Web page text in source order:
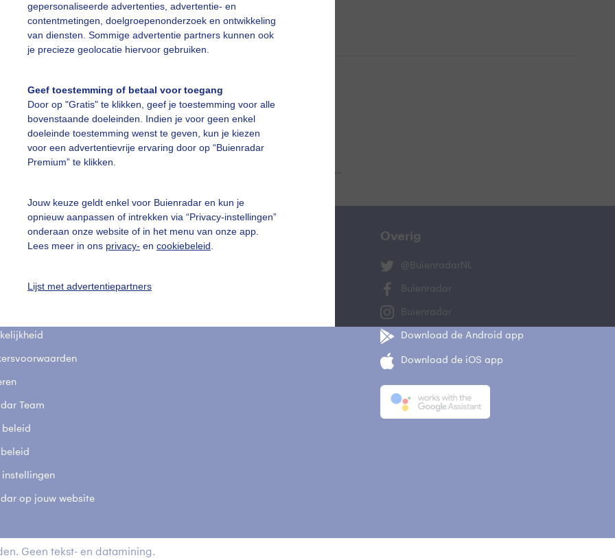
gepersonaliseerde advertenties, advertentie- en
contentmetingen, doelgroepenonderzoek en ontwikkeling
van diensten. Sommige advertentie partners kunnen ook
je precieze geolocatie hiervoor gebruiken.
Geef toestemming of betaal voor toegang
Door op "Gratis" te klikken, geef je toestemming voor alle
bovenstaande doeleinden. Indien je voor geen enkel
doeleinde toestemming wenst te geven, kun je kiezen
voor een advertentievrije ervaring door op “Buienradar
Premium” te klikken.
Jouw keuze geldt enkel voor Buienradar en kun je
opnieuw aanpassen of intrekken via “Privacy-instellingen”
onderaan onze website of in het menu van onze app.
Lees meer in ons privacy- en cookiebeleid
Lijst met advertentiepartners
vragen
Team
beleid
instellingen
op jouw website
Mijn weer Overig
@BuienradarNL
Buienradar
Buienradar
Download de Android app
Download de iOS app
Geen tekst- en datamining.